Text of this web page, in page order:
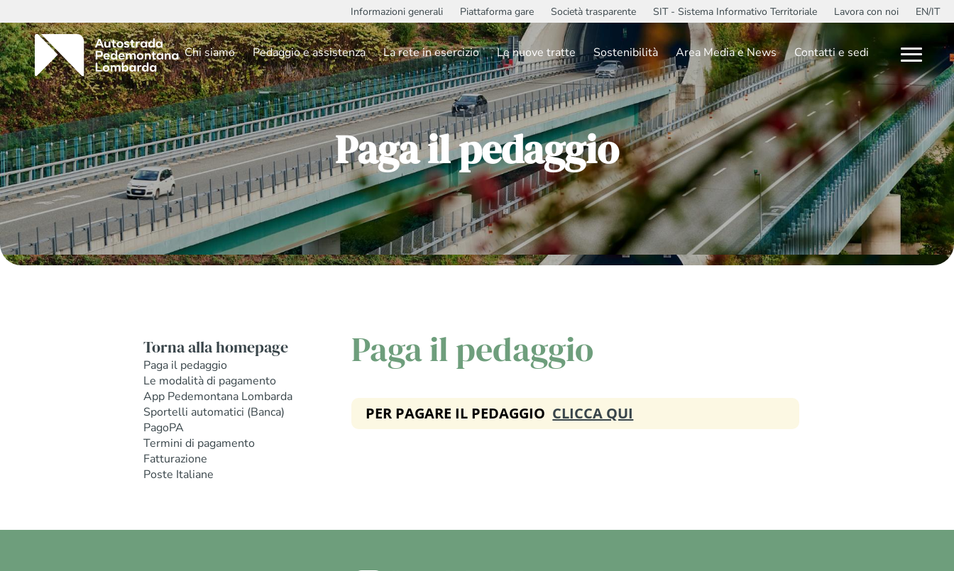
Informazioni generali Piattaforma gare Società trasparente SIT - Sistema Informativo Territoriale Lavora con noi EN/IT
Chi siamo Pedaggio e assistenza La rete in esercizio Le nuove tratte Sostenibilità Area Media e News Contatti e sedi
Paga il pedaggio
Torna alla homepage
Paga il pedaggio
Le modalità di pagamento
App Pedemontana Lombarda
Sportelli automatici (Banca)
PagoPA
Termini di pagamento
Fatturazione
Poste Italiane
Paga il pedaggio
PER PAGARE IL PEDAGGIO CLICCA QUI